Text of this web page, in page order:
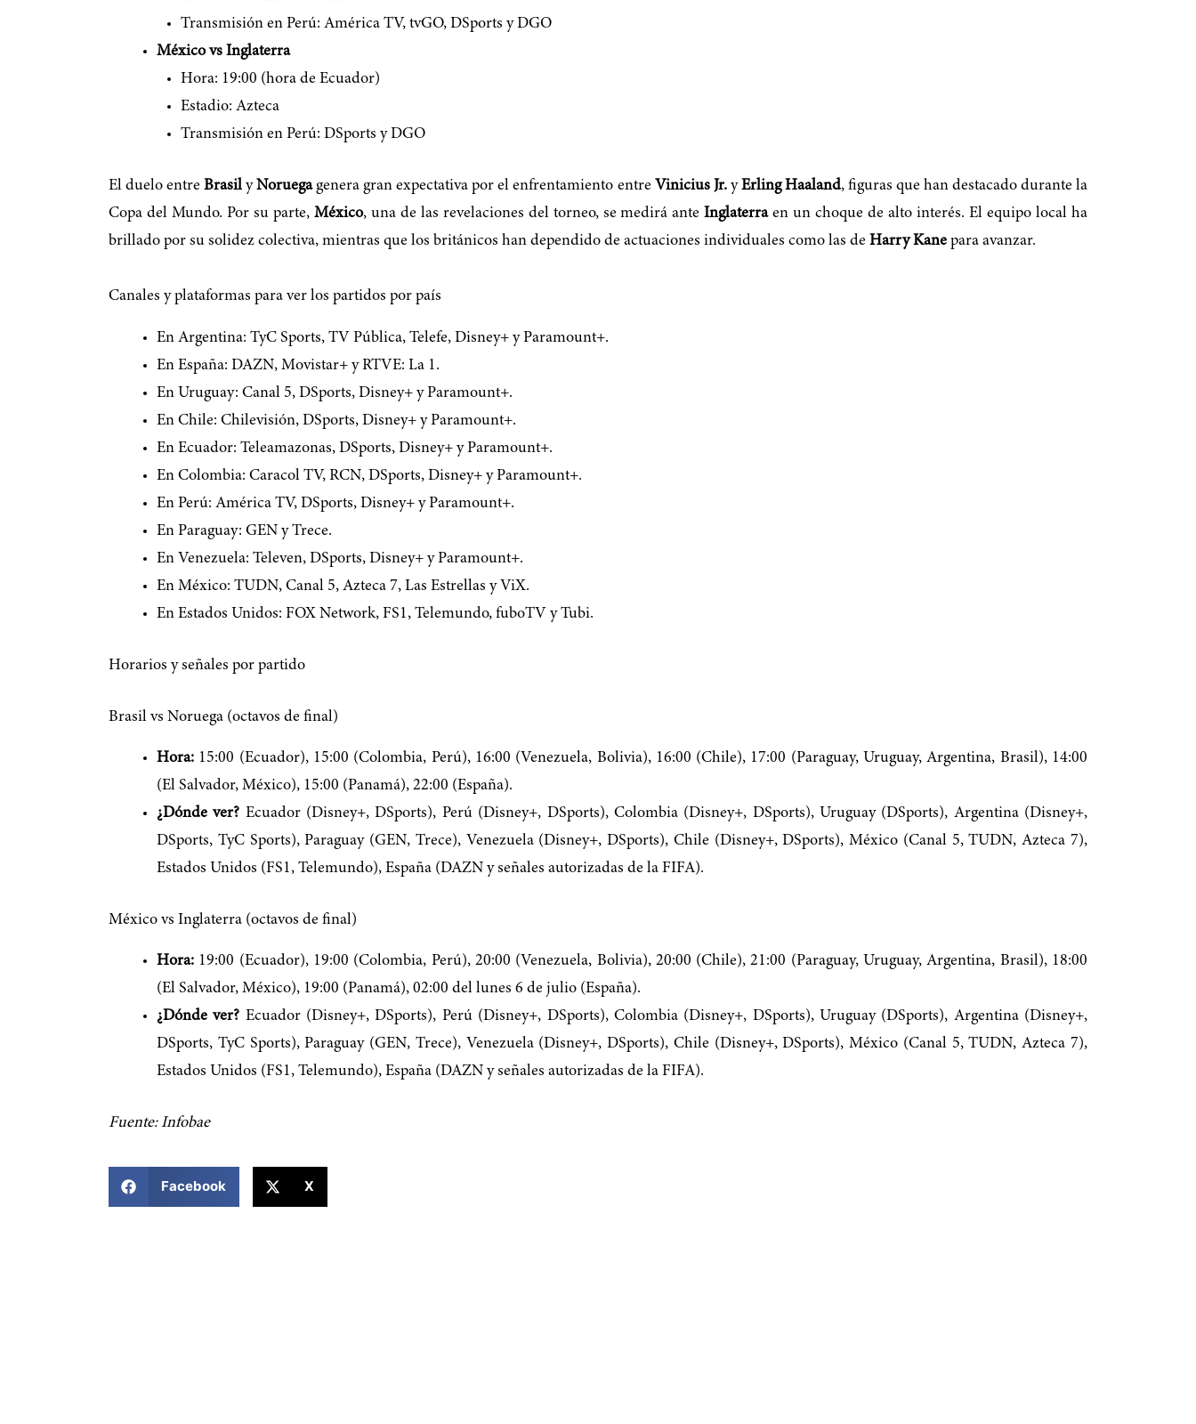
Transmisión en Perú: América TV, tvGO, DSports y DGO
México vs Inglaterra
Hora: 19:00 (hora de Ecuador)
Estadio: Azteca
Transmisión en Perú: DSports y DGO
El duelo entreBrasil yNoruegagenera gran expectativa por el enfrentamiento entre Vinicius Jr.yErling Haaland, figuras que han destacado durante la
Copa del Mundo. Por su parte, México, una de las revelaciones del torneo, se medirá anteInglaterraen un choque de alto interés. El equipo local ha
brillado por su solidez colectiva, mientras que los británicos han dependido de actuaciones individuales como las de Harry Kane para avanzar.
Canales y plataformas para ver los partidos por país
En Argentina: TyC Sports, TV Pública, Telefe, Disney+ y Paramount+.
En España: DAZN, Movistar+ y RTVE: La 1.
En Uruguay: Canal 5, DSports, Disney+ y Paramount+.
En Chile: Chilevisión, DSports, Disney+ y Paramount+.
En Ecuador: Teleamazonas, DSports, Disney+ y Paramount+.
En Colombia: Caracol TV, RCN, DSports, Disney+ y Paramount+.
En Perú: América TV, DSports, Disney+ y Paramount+.
En Paraguay: GEN y Trece.
En Venezuela: Televen, DSports, Disney+ y Paramount+.
En México: TUDN, Canal 5, Azteca 7, Las Estrellas y ViX.
En Estados Unidos: FOX Network, FS1, Telemundo, fuboTV y Tubi.
Horarios y señales por partido
Brasil vs Noruega (octavos de final)
Hora: 15:00 (Ecuador), 15:00 (Colombia, Perú), 16:00 (Venezuela, Bolivia), 16:00 (Chile), 17:00 (Paraguay, Uruguay, Argentina, Brasil), 14:00
(El Salvador, México), 15:00 (Panamá), 22:00 (España).
¿Dónde ver? Ecuador (Disney+, DSports), Perú (Disney+, DSports), Colombia (Disney+, DSports), Uruguay (DSports), Argentina (Disney+,
DSports, TyC Sports), Paraguay (GEN, Trece), Venezuela (Disney+, DSports), Chile (Disney+, DSports), México (Canal 5, TUDN, Azteca 7),
Estados Unidos (FS1, Telemundo), España (DAZN y señales autorizadas de la FIFA).
México vs Inglaterra (octavos de final)
Hora: 19:00 (Ecuador), 19:00 (Colombia, Perú), 20:00 (Venezuela, Bolivia), 20:00 (Chile), 21:00 (Paraguay, Uruguay, Argentina, Brasil), 18:00
(El Salvador, México), 19:00 (Panamá), 02:00 del lunes 6 de julio (España).
¿Dónde ver? Ecuador (Disney+, DSports), Perú (Disney+, DSports), Colombia (Disney+, DSports), Uruguay (DSports), Argentina (Disney+,
DSports, TyC Sports), Paraguay (GEN, Trece), Venezuela (Disney+, DSports), Chile (Disney+, DSports), México (Canal 5, TUDN, Azteca 7),
Estados Unidos (FS1, Telemundo), España (DAZN y señales autorizadas de la FIFA).
Fuente: Infobae
Facebook X